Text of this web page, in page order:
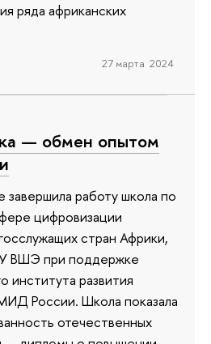
ряда африканских
27 марта 2024
— обмен опытом
работу школа по
цифровизации
стран Африки,
ВШЭ при поддержке
института развития
России. Школа показала
отечественных